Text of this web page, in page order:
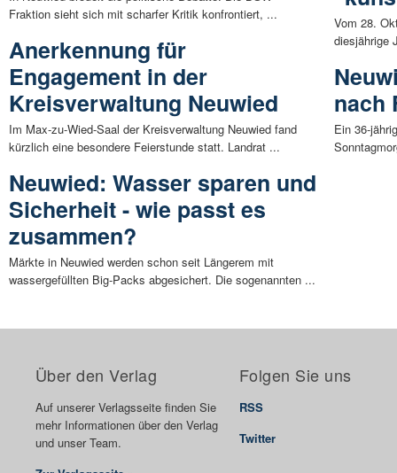
Fraktion sieht sich mit scharfer Kritik konfrontiert, ...
Anerkennung für
Engagement in der
Kreisverwaltung Neuwied
Im Max-zu-Wied-Saal der Kreisverwaltung Neuwied fand
kürzlich eine besondere Feierstunde statt. Landrat ...
Neuwied: Wasser sparen und
Sicherheit - wie passt es
zusammen?
Märkte in Neuwied werden schon seit Längerem mit
wassergefüllten Big-Packs abgesichert. Die sogenannten ...
Vom 28.
diesjährige
nach
Ein 36-
Über den Verlag
Auf unserer Verlagsseite finden Sie
mehr Informationen über den Verlag
und unser Team.
Folgen Sie uns
RSS
Twitter